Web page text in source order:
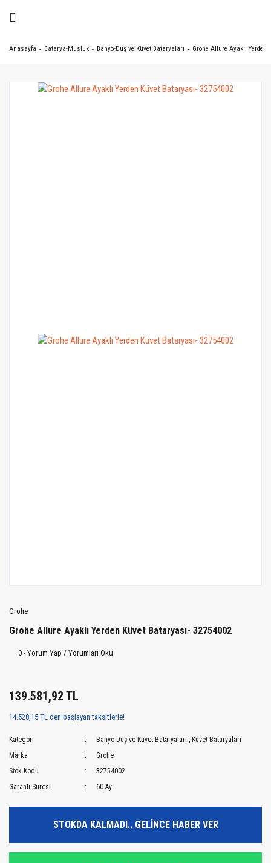
Anasayfa Batarya-Musluk Banyo-Duş ve Küvet Bataryaları Grohe Allure Ayaklı Yerden
Grohe
Grohe Allure Ayaklı Yerden Küvet Bataryası- 32754002
0 - Yorum Yap / Yorumları Oku
139.581,92 TL
14.528,15 TL den başlayan taksitlerle!
Kategori Banyo-Duş ve Küvet Bataryaları , Küvet Bataryaları
Marka
Grohe
Stok Kodu
32754002
Garanti Süresi
60 Ay
STOKDA KALMADI.. GELİNCE HABER VER